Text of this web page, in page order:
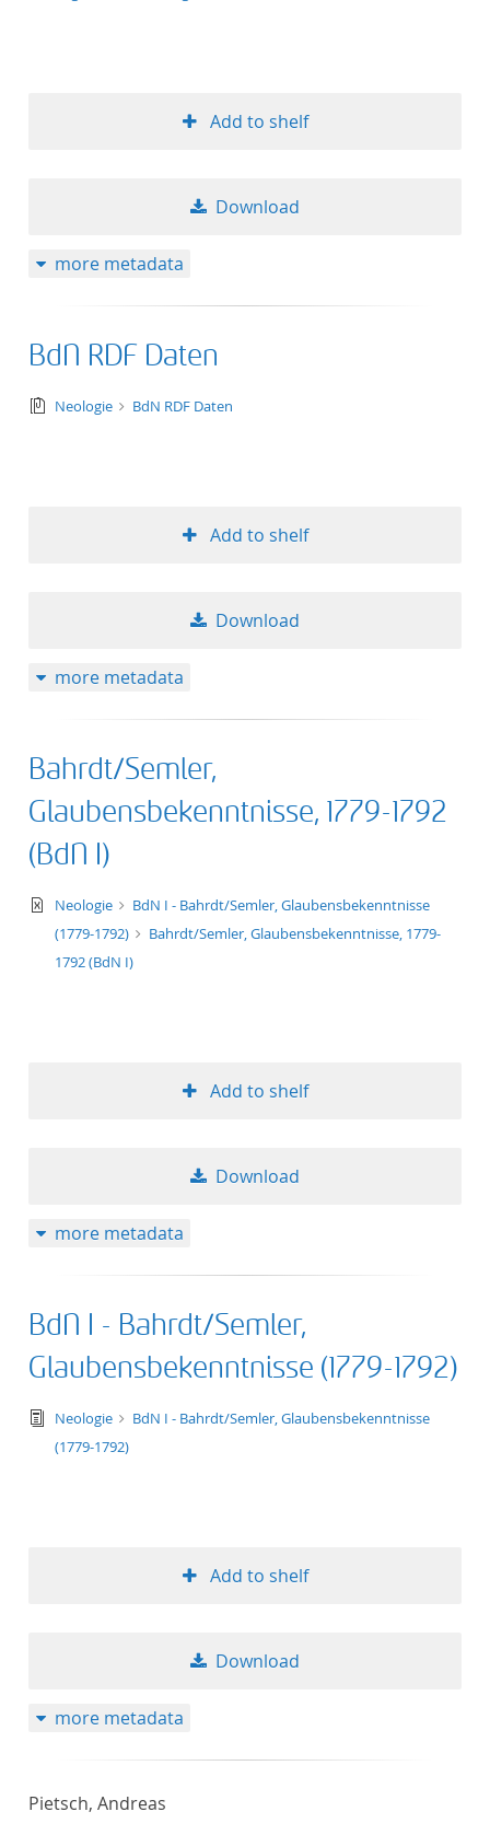
Add to shelf
Download
more metadata
BdN RDF Daten
text/tg.collection+tg.aggregation+xml
Neologie BdN RDF Daten
Add to shelf
Download
more metadata
Bahrdt/Semler,
Glaubensbekenntnisse, 1779-1792
(BdN I)
text/xml
Neologie
BdN I - Bahrdt/Semler, Glaubensbekenntnisse
(1779-1792)
Bahrdt/Semler, Glaubensbekenntnisse, 1779-
1792 (BdN I)
Add to shelf
Download
more metadata
BdN I - Bahrdt/Semler,
Glaubensbekenntnisse (1779-1792)
text/tg.edition+tg.aggregation+xml
Neologie
BdN I - Bahrdt/Semler, Glaubensbekenntnisse
(1779-1792)
Add to shelf
Download
more metadata
Pietsch, Andreas